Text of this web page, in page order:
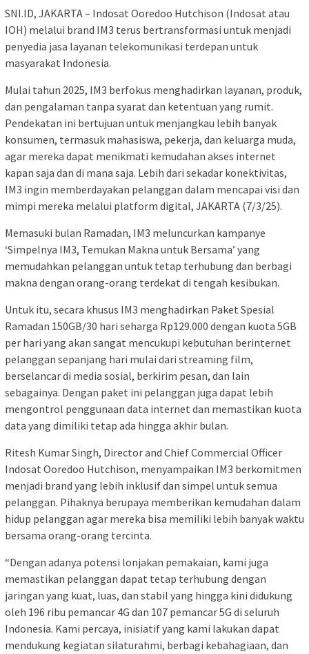
SNI.ID, JAKARTA – Indosat Ooredoo Hutchison (Indosat atau
IOH) melalui brand IM3 terus bertransformasi untuk menjadi
penyedia jasa layanan telekomunikasi terdepan untuk
masyarakat Indonesia.
Mulai tahun 2025, IM3 berfokus menghadirkan layanan, produk,
dan pengalaman tanpa syarat dan ketentuan yang rumit.
Pendekatan ini bertujuan untuk menjangkau lebih banyak
konsumen, termasuk mahasiswa, pekerja, dan keluarga muda,
agar mereka dapat menikmati kemudahan akses internet
kapan saja dan di mana saja. Lebih dari sekadar konektivitas,
IM3 ingin memberdayakan pelanggan dalam mencapai visi dan
mimpi mereka melalui platform digital, JAKARTA (7/3/25).
Memasuki bulan Ramadan, IM3 meluncurkan kampanye
‘Simpelnya IM3, Temukan Makna untuk Bersama’ yang
memudahkan pelanggan untuk tetap terhubung dan berbagi
makna dengan orang-orang terdekat di tengah kesibukan.
Untuk itu, secara khusus IM3 menghadirkan Paket Spesial
Ramadan 150GB/30 hari seharga Rp129.000 dengan kuota 5GB
per hari yang akan sangat mencukupi kebutuhan berinternet
pelanggan sepanjang hari mulai dari streaming film,
berselancar di media sosial, berkirim pesan, dan lain
sebagainya. Dengan paket ini pelanggan juga dapat lebih
mengontrol penggunaan data internet dan memastikan kuota
data yang dimiliki tetap ada hingga akhir bulan.
Ritesh Kumar Singh, Director and Chief Commercial Officer
Indosat Ooredoo Hutchison, menyampaikan IM3 berkomitmen
menjadi brand yang lebih inklusif dan simpel untuk semua
pelanggan. Pihaknya berupaya memberikan kemudahan dalam
hidup pelanggan agar mereka bisa memiliki lebih banyak waktu
bersama orang-orang tercinta.
“Dengan adanya potensi lonjakan pemakaian, kami juga
memastikan pelanggan dapat tetap terhubung dengan
jaringan yang kuat, luas, dan stabil yang hingga kini didukung
oleh 196 ribu pemancar 4G dan 107 pemancar 5G di seluruh
Indonesia. Kami percaya, inisiatif yang kami lakukan dapat
mendukung kegiatan silaturahmi, berbagi kebahagiaan, dan